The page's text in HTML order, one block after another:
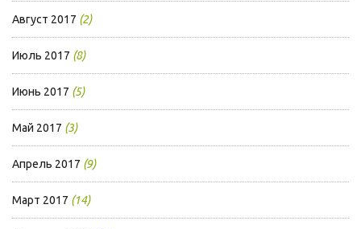
Август 2017 (2)
Июль 2017 (8)
Июнь 2017 (5)
Май 2017 (3)
Апрель 2017 (9)
Март 2017 (14)